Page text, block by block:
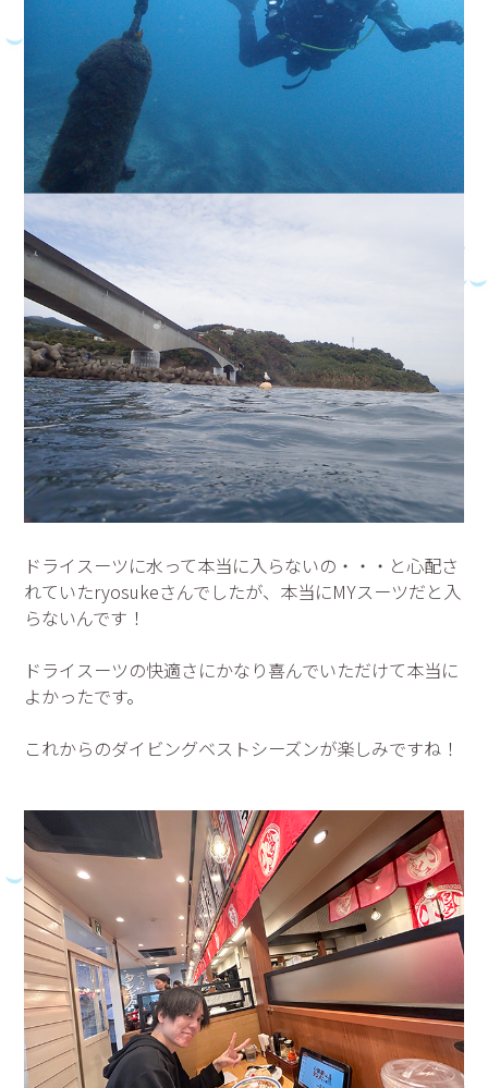
ドライスーツに水って本当に入らないの・・・と心配さ
れていたryosukeさんでしたが、本当にMYスーツだと入
らないんです！
ドライスーツの快適さにかなり喜んでいただけて本当に
よかったです。
これからのダイビングベストシーズンが楽しみですね！